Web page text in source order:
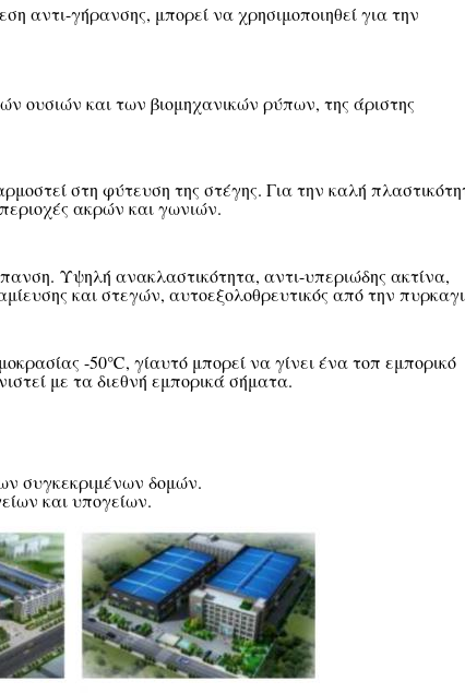
αντι-γήρανσης, μπορεί να χρησιμοποιηθεί για την
ουσιών και των βιομηχανικών ρύπων, της άριστης
στη φύτευση της στέγης. Για την καλή
ακρών και γωνιών.
Υψηλή ανακλαστικότητα, αντι-υπεριώδης ακτίνα,
και στεγών, αυτοεξολοθρευτικός από την
-50℃, γίαυτό μπορεί να γίνει ένα τοπ εμπορικό
με τα διεθνή εμπορικά σήματα.
συγκεκριμένων δομών.
και υπογείων.